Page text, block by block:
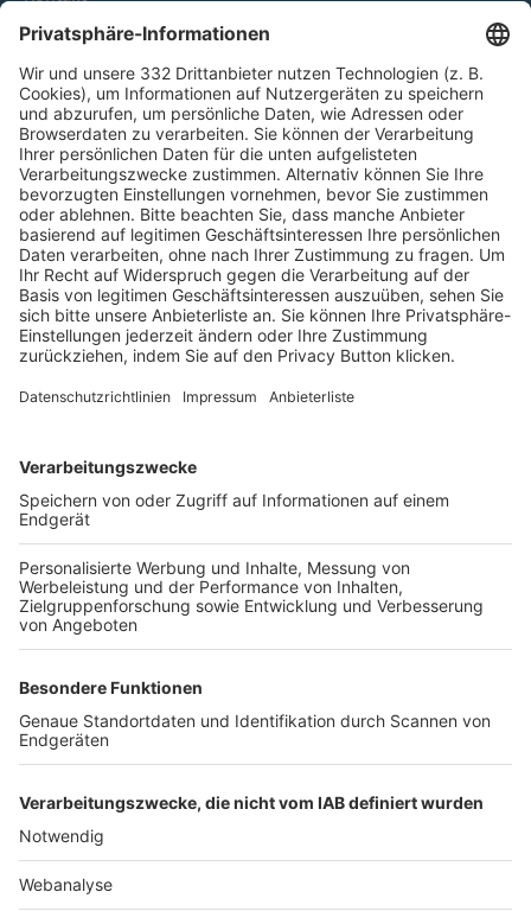
HÄUFIG BESUCHTE SEITEN
Pässe und Vereinswechsel
Trainerausbildung
Schulungsangebot Vereinsmitarbeiter
BFV-Geschäftsstellen
Trainerbörse
Login SpielPlus
FOLGE DEM BFV
TOP-VEREINE
TOP-PARTNER